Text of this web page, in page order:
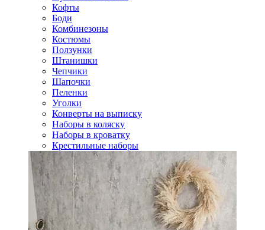
Кофты
Боди
Комбинезоны
Костюмы
Ползунки
Штанишки
Чепчики
Шапочки
Пеленки
Уголки
Конверты на выписку
Наборы в коляску
Наборы в кроватку
Крестильные наборы